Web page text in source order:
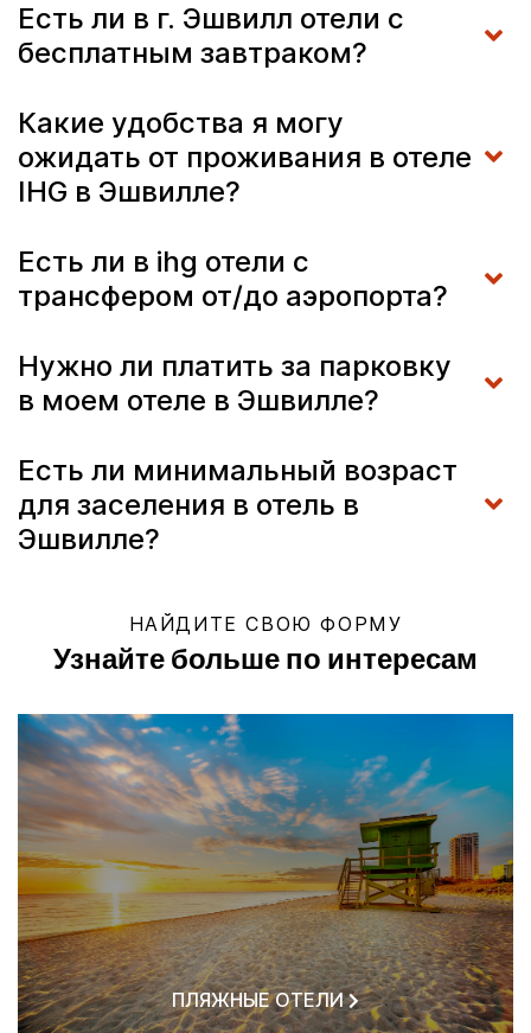
Есть ли в г. Эшвилл отели с
бесплатным завтраком?
Какие удобства я могу
ожидать от проживания в отеле
IHG в Эшвилле?
Есть ли в ihg отели с
трансфером от/до аэропорта?
Нужно ли платить за парковку
в моем отеле в Эшвилле?
Есть ли минимальный возраст
для заселения в отель в
Эшвилле?
НАЙДИТЕ СВОЮ ФОРМУ
Узнайте больше по интересам
ПЛЯЖНЫЕ ОТЕЛИ